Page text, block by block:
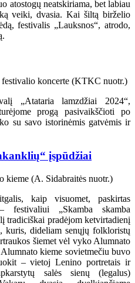
atostogų neatskiriama, bet labiau
veiki, dvasia. Kai šiltą birželio
festivalis „Lauksnos“, atrodo,
„Atataria lamzdžiai 2024“,
progą pasivaikščioti po
su savo istorinėmis gatvėmis ir
įspūdžiai
kaip visuomet, paskirtas
festivaliui „Skamba skamba
tradiciškai pradėjom ketvirtadienį
kuris, dideliam senųjų folkloristų
šiemet vėl vyko Alumnato
kieme sovietmečiu buvo
– vietoj Lenino portretais ir
salės sienų (legalus)